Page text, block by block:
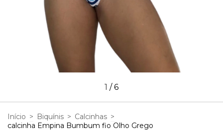
1 /6
Início > Biquínis > Calcinhas >
calcinha Empina Bumbum fio Olho Grego